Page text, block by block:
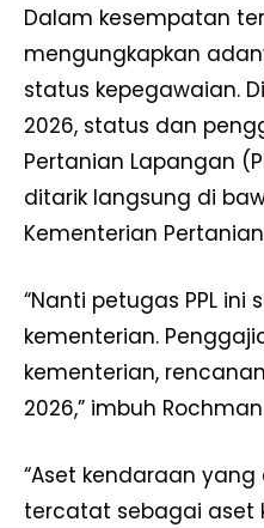
Dalam kesempatan
mengungkapkan
status kepegawaian.
2026, status dan
Pertanian Lapangan
ditarik langsung di
Kementerian
“Nanti petugas PPL
kementerian.
kementerian,
2026,” imbuh
“Aset kendaraan yang
tercatat sebagai aset